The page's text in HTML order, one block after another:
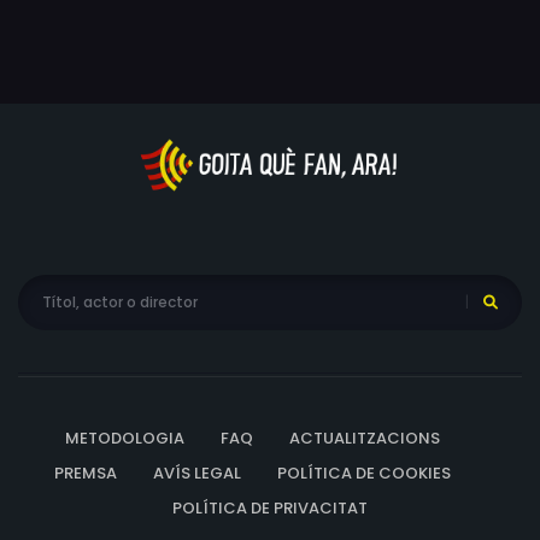
METODOLOGIA FAQ
ACTUALITZACIONS
PREMSA
AVÍS LEGAL
POLÍTICA DE COOKIES
POLÍTICA DE PRIVACITAT